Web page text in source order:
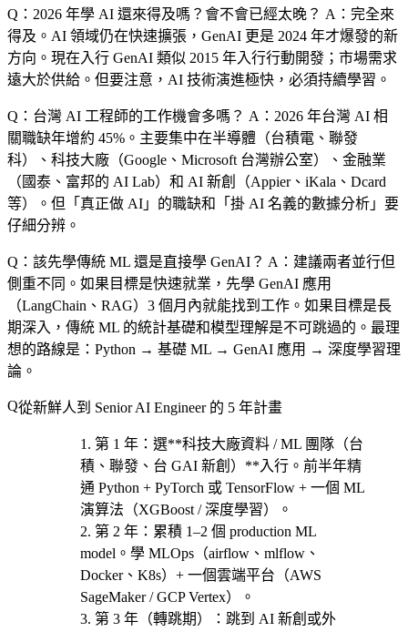
Q：2026 年學 AI 還來得及嗎？會不會已經太晚？ A：完全來
得及。AI 領域仍在快速擴張，GenAI 更是 2024 年才爆發的新
方向。現在入行 GenAI 類似 2015 年入行行動開發；市場需求
遠大於供給。但要注意，AI 技術演進極快，必須持續學習。
Q：台灣 AI 工程師的工作機會多嗎？ A：2026 年台灣 AI 相
關職缺年增約 45%。主要集中在半導體（台積電、聯發
科）、科技大廠（Google、Microsoft 台灣辦公室）、金融業
（國泰、富邦的 AI Lab）和 AI 新創（Appier、iKala、Dcard
等）。但「真正做 AI」的職缺和「掛 AI 名義的數據分析」要
仔細分辨。
Q：該先學傳統 ML 還是直接學 GenAI？ A：建議兩者並行但
側重不同。如果目標是快速就業，先學 GenAI 應用
（LangChain、RAG）3 個月內就能找到工作。如果目標是長
期深入，傳統 ML 的統計基礎和模型理解是不可跳過的。最理
想的路線是：Python → 基礎 ML → GenAI 應用 → 深度學習理
論。
從新鮮人到 Senior AI Engineer 的 5 年計畫
第 1 年 ：選**科技大廠資料 / ML 團隊（台
積、聯發、台 GAI 新創）**入行。前半年精
通 Python + PyTorch 或 TensorFlow + 一個 ML
演算法（XGBoost / 深度學習）。
第 2 年 ：累積 1–2 個 production ML
model。學 MLOps（airflow、mlflow、
Docker、K8s）+ 一個雲端平台（AWS
SageMaker / GCP Vertex）。
第 3 年（轉跳期）
：跳到 AI 新創或外